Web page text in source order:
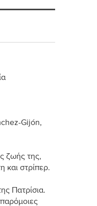
Gijón,
ζωής της,
και στρίπερ.
Πατρίσια.